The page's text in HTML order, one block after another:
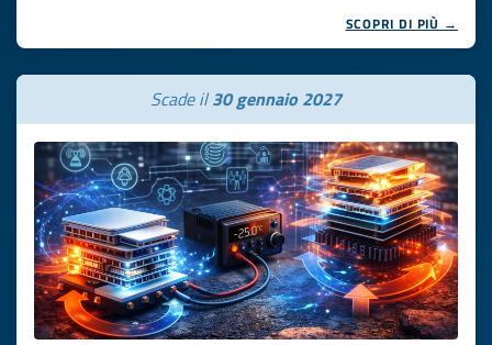
SCOPRI DI PIÙ →
Scade il30 gennaio 2027